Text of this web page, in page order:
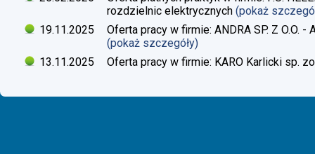
rozdzielnic elektrycznych (pokaż
19.11.2025
Oferta pracy w firmie: ANDRA SP. Z O.O.
(pokaż szczegóły)
13.11.2025
Oferta pracy w firmie: KARO Karlicki sp.